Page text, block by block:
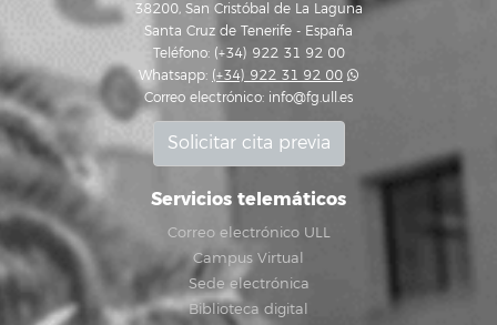
38200, San Cristóbal de La Laguna
Santa Cruz de Tenerife - España
Teléfono: (+34) 922 31 92 00
Whatsapp: (+34) 922 31 92 00
Correo electrónico: info@fg.ull.es
Solicitar cita previa
Servicios telemáticos
Correo electrónico ULL
Campus Virtual
Sede electrónica
Biblioteca digital